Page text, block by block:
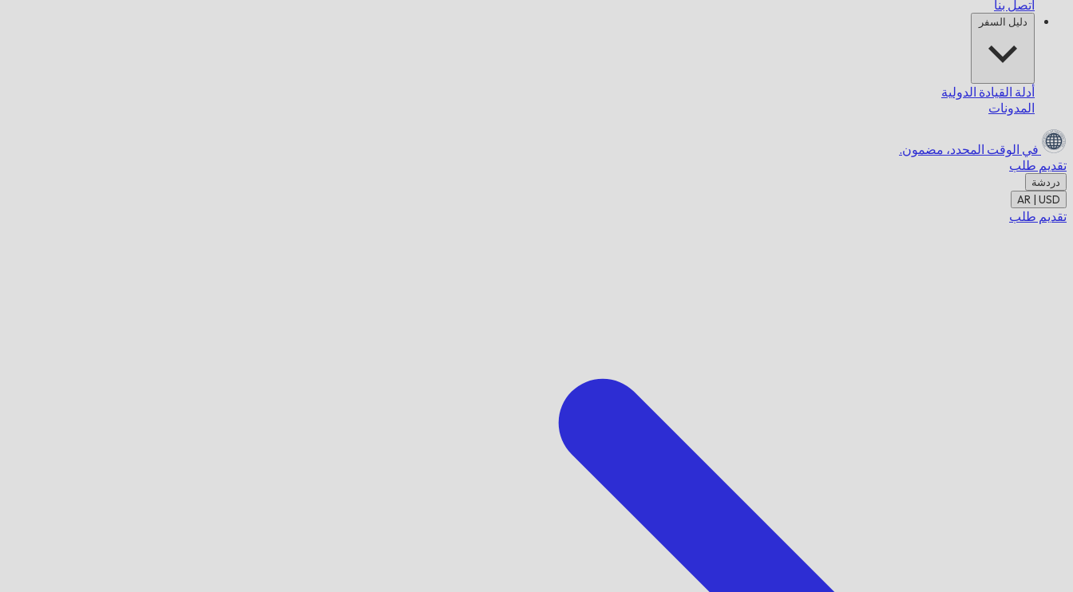
اتصل بنا
دليل السفر
أدلة القيادة الدولية
المدونات
في الوقت المحدد، مضمون.
تقديم طلب
دردشة
AR | USD
تقديم طلب